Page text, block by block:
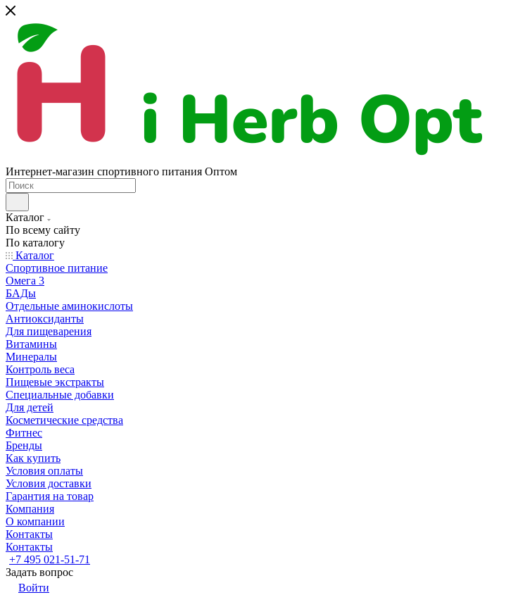
Интернет-магазин спортивного питания Оптом
Каталог
По всему сайту
По каталогу
Каталог
Спортивное питание
Омега 3
БАДы
Отдельные аминокислоты
Антиоксиданты
Для пищеварения
Витамины
Минералы
Контроль веса
Пищевые экстракты
Специальные добавки
Для детей
Косметические средства
Фитнес
Бренды
Как купить
Условия оплаты
Условия доставки
Гарантия на товар
Компания
О компании
Контакты
Контакты
+7 495 021-51-71
Задать вопрос
Войти